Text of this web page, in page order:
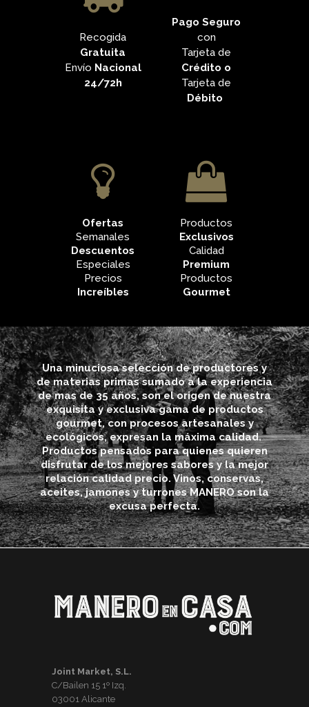
Recogida
Gratuita
Envío Nacional
24/72h
Pago Seguro
con
Tarjeta de
Crédito o
Tarjeta de
Débito
Ofertas
Semanales
Descuentos
Especiales
Precios
Increíbles
Productos
Exclusivos
Calidad
Premium
Productos
Gourmet
Una minuciosa selección de productores y
de materias primas sumado a la experiencia
de mas de 35 años, son el origen de nuestra
exquisita y exclusiva gama de productos
gourmet, con procesos artesanales y
ecológicos, expresan la máxima calidad.
Productos pensados para quienes quieren
disfrutar de los mejores sabores y la mejor
relación calidad precio. Vinos, conservas,
aceites, jamones y turrones MANERO son la
excusa perfecta.
Joint Market, S.L.
C/Bailen 15 1º Izq.
03001 Alicante